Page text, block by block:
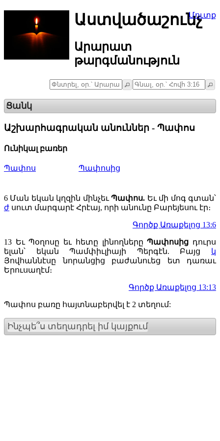
Աստվածաշունչ
Արարատ
թարգմանություն
Մուտք
Ցանկ
Աշխարհագրական անուններ - Պափոս
Ունիկալ բառեր
Պափոս Պափոսից
6 Ման եկան կղզին մինչեւՊափոս. Եւ մի մոգ գտան՝
ժ սուտ մարգարէ Հրէայ, որի անունը Բարեյեսու էր։
Գործք Առաքելոց 13:6
13 Եւ Պօղոսը եւ հետը լինողներըՊափոսից դուրս
ելան՝ եկան Պամփիւլիայի Պերգէն. Բայց կ
Յովհաննէսը նորանցից բաժանուեց ետ դառաւ
Երուսաղէմ։
Գործք Առաքելոց 13:13
Պափոս բառը հայտնաբերվել է 2 տեղում:
Ինչպե՞ս տեղադրել իմ կայքում